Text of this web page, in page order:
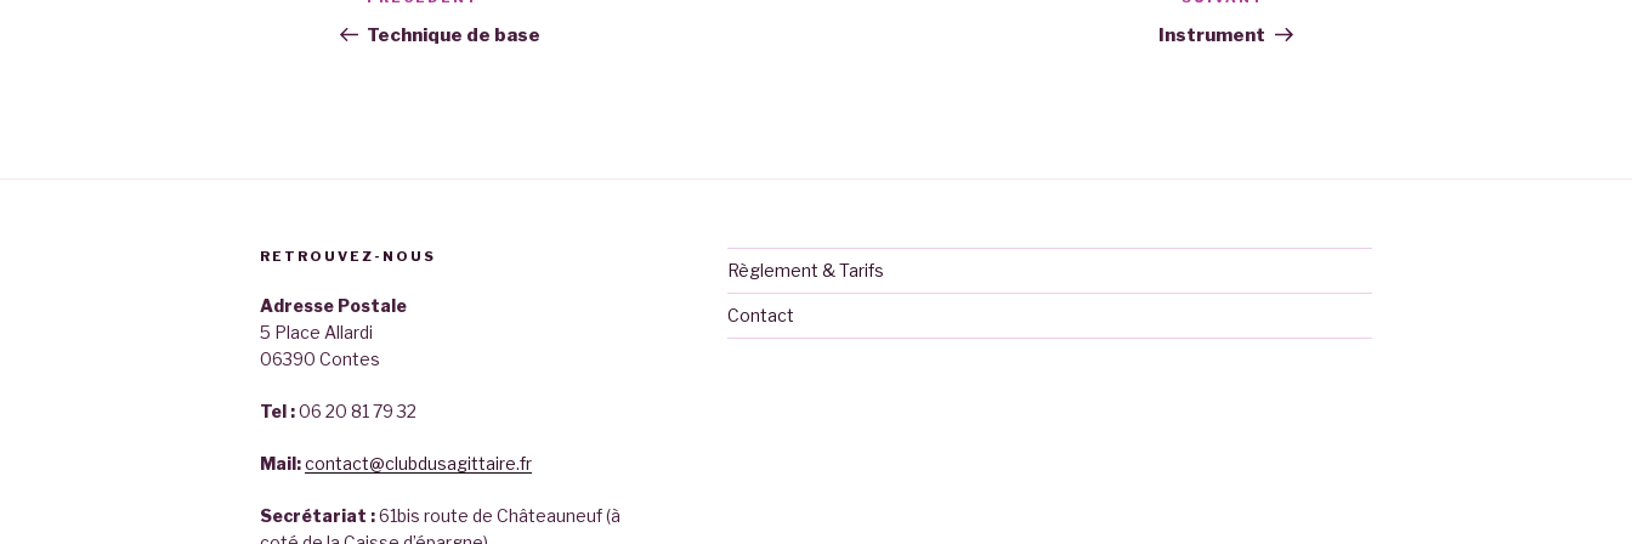
de
précédent
Technique de base
suivant
Instrument
RETROUVEZ-NOUS
Adresse Postale
5 Place Allardi
06390 Contes
Tel :06 20 81 79 32
Mail:contact@clubdusagittaire.fr
Secrétariat :61bis route de Châteauneuf (à
Règlement & Tarifs
Contact